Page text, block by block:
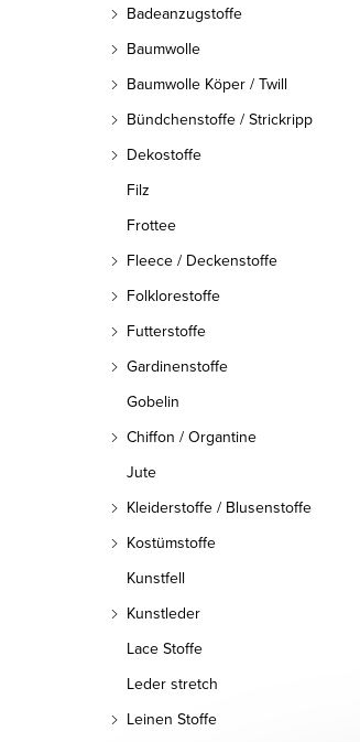
Badeanzugstoffe
Baumwolle
Baumwolle Köper / Twill
Bündchenstoffe / Strickripp
Dekostoffe
Filz
Frottee
Fleece / Deckenstoffe
Folklorestoffe
Futterstoffe
Gardinenstoffe
Gobelin
Chiffon / Organtine
Jute
Kleiderstoffe / Blusenstoffe
Kostümstoffe
Kunstfell
Kunstleder
Lace Stoffe
Leder stretch
Leinen Stoffe